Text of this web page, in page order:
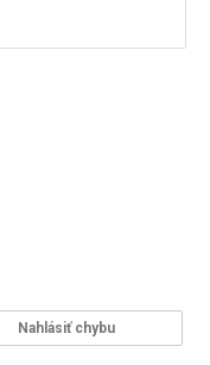
Nahlásiť chybu